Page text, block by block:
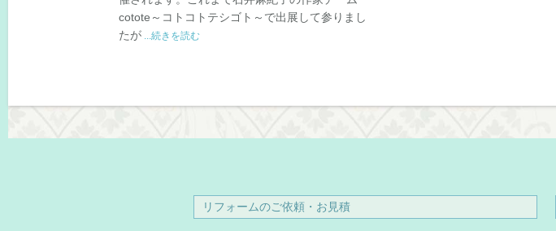
cotote～コトコトテシゴト～で出展して参りまし
たが ...続きを読む
リフォームのご依頼・お見積